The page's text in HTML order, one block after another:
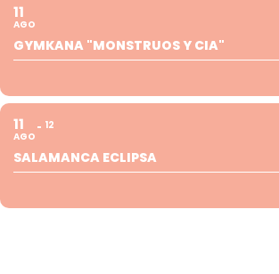
11
AGO
GYMKANA "MONSTRUOS Y CIA"
11
AGO
12
SALAMANCA ECLIPSA